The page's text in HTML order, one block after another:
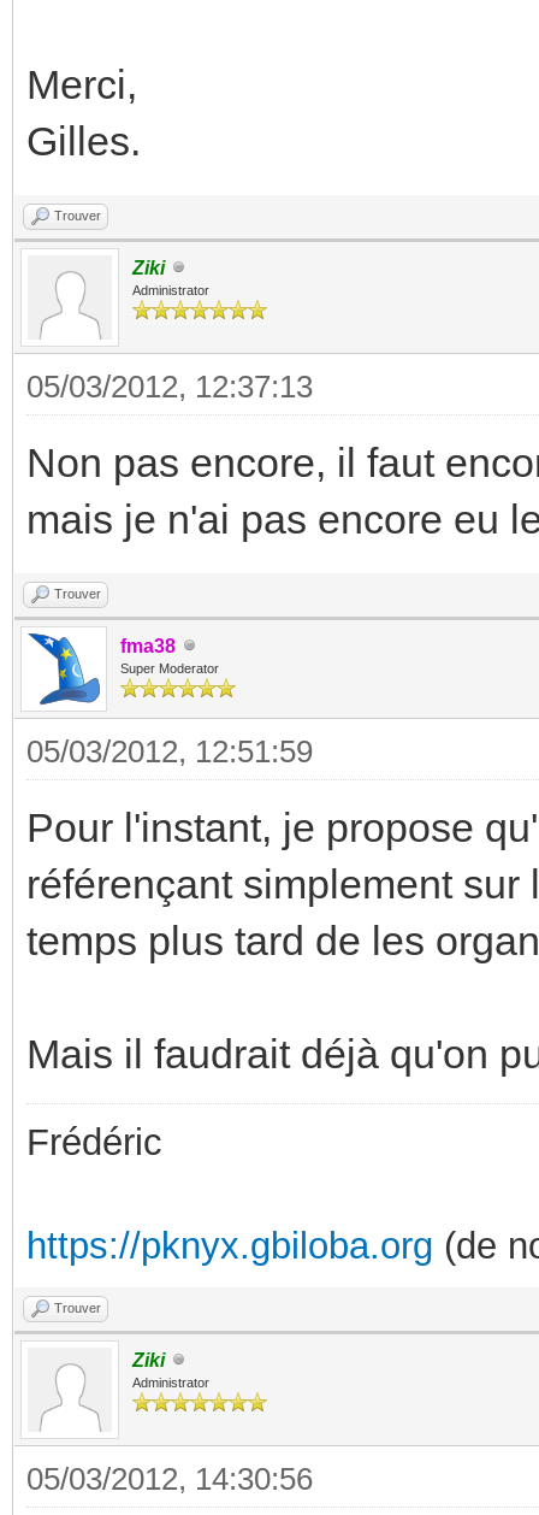
Merci,
Gilles.
Trouver
Ziki
Administrator
05/03/2012, 12:37:13
Non pas encore, il faut
mais je n'ai pas encore eu
Trouver
fma38
Super Moderator
05/03/2012, 12:51:59
Pour l'instant, je propose
référençant simplement
temps plus tard de les
Mais il faudrait déjà qu'on
Frédéric
https://pknyx.gbiloba.org (de
Trouver
Ziki
Administrator
05/03/2012, 14:30:56